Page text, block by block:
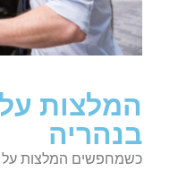
המלצות
בנהריה
כשמחפשים המלצות